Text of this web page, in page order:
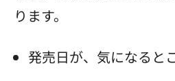
ります。
発売日が、気になると